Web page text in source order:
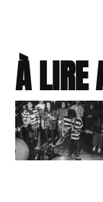
À LIRE